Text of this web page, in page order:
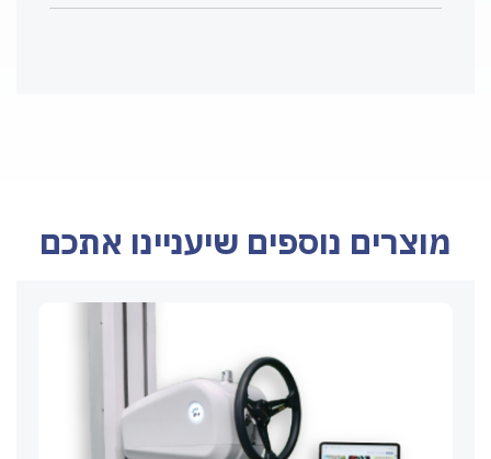
מוצרים נוספים שיעניינו אתכם